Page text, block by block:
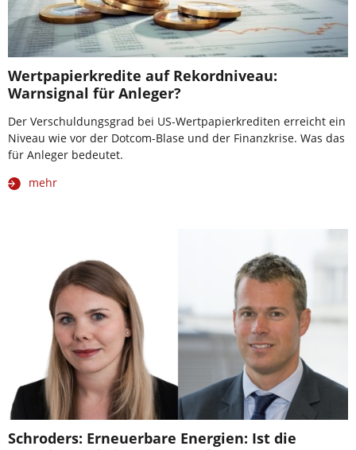
Wertpapierkredite auf Rekordniveau:
Warnsignal für Anleger?
Der Verschuldungsgrad bei US-Wertpapierkrediten erreicht ein
Niveau wie vor der Dotcom-Blase und der Finanzkrise. Was das
für Anleger bedeutet.
mehr
Schroders: Erneuerbare Energien: Ist die